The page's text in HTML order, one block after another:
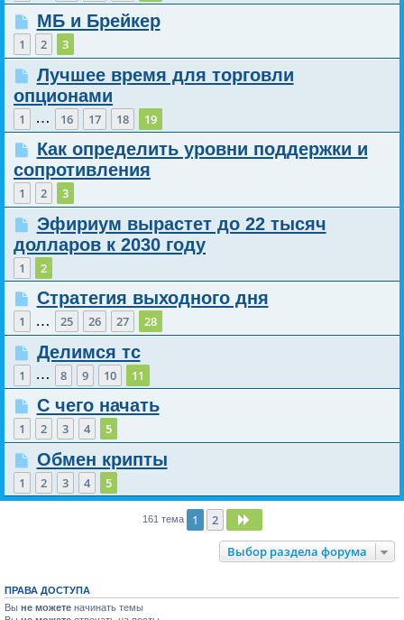
МБ и Брейкер
1 2 3
Лучшее время для торговли
опционами
1 … 16 17 18 19
Как определить уровни поддержки и
сопротивления
1 2 3
Эфириум вырастет до 22 тысяч
долларов к 2030 году
1 2
Стратегия выходного дня
1 … 25 26 27 28
Делимся тс
1 … 8 9 10 11
С чего начать
1 2 3 4 5
Обмен крипты
1 2 3 4 5
161 тема 1 2
Выбор раздела форума
ПРАВА ДОСТУПА
Вы не можете начинать темы